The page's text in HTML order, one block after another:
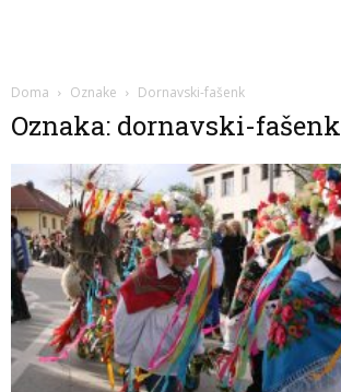
Doma Oznake Dornavski-fašenk
Oznaka: dornavski-fašenk